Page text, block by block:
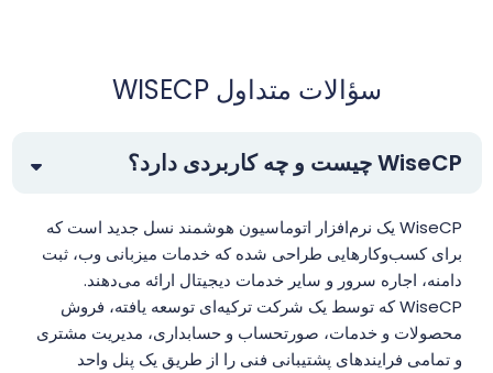
سؤالات متداول WISECP
WiseCP چیست و چه کاربردی دارد؟
WiseCP یک نرم‌افزار اتوماسیون هوشمند نسل جدید است که
برای کسب‌وکارهایی طراحی شده که خدمات میزبانی وب، ثبت
دامنه، اجاره سرور و سایر خدمات دیجیتال ارائه می‌دهند.
WiseCP که توسط یک شرکت ترکیه‌ای توسعه یافته، فروش
محصولات و خدمات، صورتحساب و حسابداری، مدیریت مشتری
و تمامی فرایندهای پشتیبانی فنی را از طریق یک پنل واحد